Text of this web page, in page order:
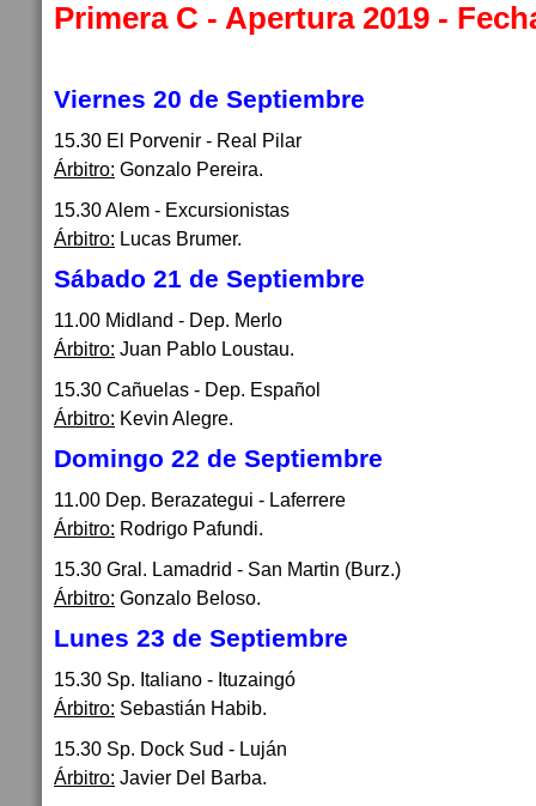
Primera C - Apertura 2019 -
Viernes 20 de Septiembre
15.30 El Porvenir - Real Pilar
Árbitro: Gonzalo Pereira.
15.30 Alem - Excursionistas
Árbitro: Lucas Brumer.
Sábado 21 de Septiembre
11.00 Midland - Dep. Merlo
Árbitro: Juan Pablo Loustau.
15.30 Cañuelas - Dep. Español
Árbitro: Kevin Alegre.
Domingo 22 de Septiembre
11.00 Dep. Berazategui - Laferrere
Árbitro: Rodrigo Pafundi.
15.30 Gral. Lamadrid - San Martin (Burz.)
Árbitro: Gonzalo Beloso.
Lunes 23 de Septiembre
15.30 Sp. Italiano - Ituzaingó
Árbitro: Sebastián Habib.
15.30 Sp. Dock Sud - Luján
Árbitro: Javier Del Barba.